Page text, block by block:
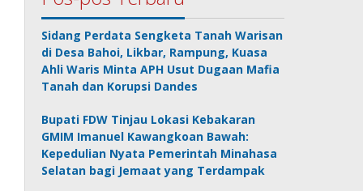
Sidang Perdata Sengketa Tanah Warisan
di Desa Bahoi, Likbar, Rampung, Kuasa
Ahli Waris Minta APH Usut Dugaan Mafia
Tanah dan Korupsi Dandes
Bupati FDW Tinjau Lokasi Kebakaran
GMIM Imanuel Kawangkoan Bawah:
Kepedulian Nyata Pemerintah Minahasa
Selatan bagi Jemaat yang Terdampak